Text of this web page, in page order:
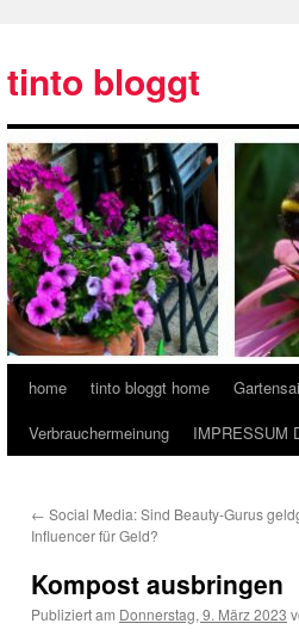
tinto bloggt
home tinto bloggt home
Verbrauchermeinung
IMPRESSUM
← Social Media: Sind Beauty-Gurus
Influencer für Geld?
Kompost ausbringen
Publiziert am Donnerstag, 9. März 2023